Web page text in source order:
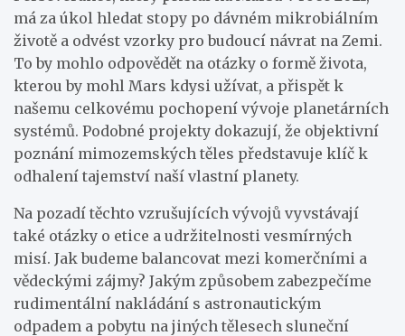
má za úkol hledat stopy po dávném mikrobiálním
životě a odvést vzorky pro budoucí návrat na Zemi.
To by mohlo odpovědět na otázky o formě života,
kterou by mohl Mars kdysi užívat, a přispět k
našemu celkovému pochopení vývoje planetárních
systémů. Podobné projekty dokazují, že objektivní
poznání mimozemských těles představuje klíč k
odhalení tajemství naší vlastní planety.
Na pozadí těchto vzrušujících vývojů vyvstávají
také otázky o etice a udržitelnosti vesmírných
misí. Jak budeme balancovat mezi komerčními a
vědeckými zájmy? Jakým způsobem zabezpečíme
rudimentální nakládání s astronautickým
odpadem a pobytu na jiných tělesech sluneční